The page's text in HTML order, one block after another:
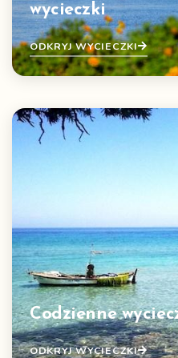
wycieczki
ODKRYJ WYCIECZKI
Codzienne
ODKRYJ WYCIECZKI